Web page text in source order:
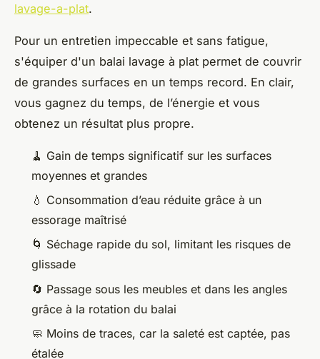
lavage-a-plat.
Pour un entretien impeccable et sans fatigue,
s'équiper d'un balai lavage à plat permet de couvrir
de grandes surfaces en un temps record. En clair,
vous gagnez du temps, de l’énergie et vous
obtenez un résultat plus propre.
🧹 Gain de temps significatif sur les surfaces
moyennes et grandes
💧 Consommation d’eau réduite grâce à un
essorage maîtrisé
🌀 Séchage rapide du sol, limitant les risques de
glissade
🔄 Passage sous les meubles et dans les angles
grâce à la rotation du balai
🧼 Moins de traces, car la saleté est captée, pas
étalée